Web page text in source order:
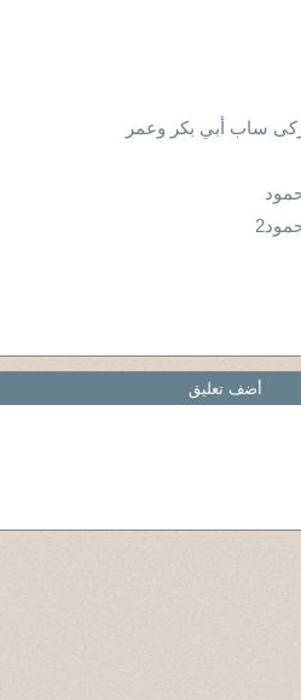
ساب أبي بكر وعمر
أضف تعليق